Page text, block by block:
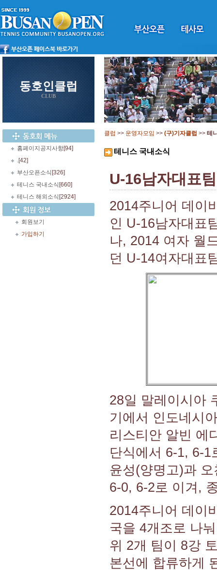
동호인클럽
CLUB
홈페이지공지사항[94]
.[42]
부산오픈소식 [326]
테니스 국내소식 [660]
테니스 해외소식 [2924]
회원보기
가입하기
클럽 >> 운영자모임 >> (구)기자클럽 >> 테
테니스 국내소식
U-16남자대표
2014주니어 데이
인 U-16남자대표
나, 2014 여자 월
던 U-14여자대표
28일 말레이시아
기에서 인도네시
리스티안 알빈 에
단식에서 6-1, 6-1
윤성(양명고)과
6-0, 6-2로 이겨,
2014주니어 데이
국을 4개조로 나
위 2개 팀이 8강
본선에 합류하게